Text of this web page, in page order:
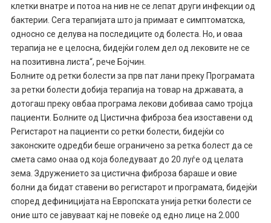
клетки внатре и потоа на нив не се лепат други инфекции од
бактерии. Сега терапијата што ја примаат е симптоматска,
односно се делува на последиците од болеста. Но, и оваа
терапија не е целосна, бидејќи голем дел од лековите не се
на позитивна листа“, рече Бојчин.
Болните од ретки болести за прв пат лани преку Програмата
за ретки болести добија терапија на товар на државата, а
дотогаш преку овбаа програма лекови добиваа само тројца
пациенти. Болните од Цистична фиброза беа изоставени од
Регистарот на пациенти со ретки болести, бидејќи со
законските одредби беше ограничено за ретка болест да се
смета само онаа од која боледуваат до 20 луѓе од целата
зема. Здружението за цистична фиброза бараше и овие
болни да бидат ставени во регистарот и програмата, бидејќи
според дефиницијата на Европската унија ретки болести се
оние што се јавуваат кај не повеќе од едно лице на 2.000